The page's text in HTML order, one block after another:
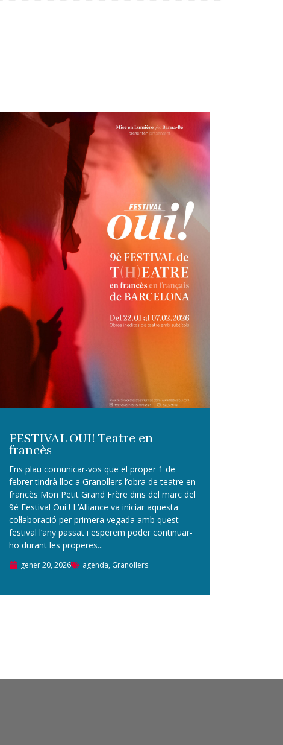
FESTIVAL OUI! Teatre en
francès
Ens plau comunicar-vos que el proper 1 de
febrer tindrà lloc a Granollers l’obra de teatre en
francès Mon Petit Grand Frère dins del marc del
9è Festival Oui ! L’Alliance va iniciar aquesta
col·laboració per primera vegada amb quest
festival l’any passat i esperem poder continuar-
ho durant les properes...
gener 20, 2026 agenda, Granollers